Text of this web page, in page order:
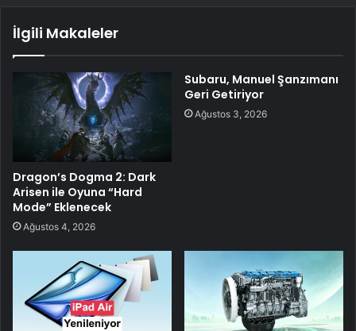
İlgili Makaleler
Dragon’s Dogma 2: Dark
Arisen ile Oyuna “Hard
Mode” Eklenecek
Ağustos 4, 2026
Subaru, Manuel Şanzımanı
Geri Getiriyor
Ağustos 3, 2026